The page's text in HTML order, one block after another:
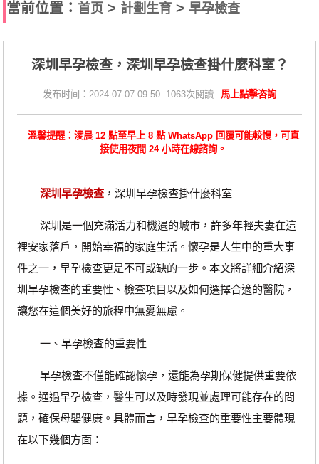
當前位置： 首页 > 計劃生育 >早孕檢查
​深圳早孕檢查，深圳早孕檢查掛什麼科室？
发布时间：2024-07-07 09:50 1063次閱讀 馬上點擊咨詢
溫馨提醒：淩晨 12 點至早上 8 點 WhatsApp 回覆可能較慢，可直
接使用夜間 24 小時在線諮詢。
深圳早孕檢查，深圳早孕檢查掛什麼科室
深圳是一個充滿活力和機遇的城市，許多年輕夫妻在這
裡安家落戶，開始幸福的家庭生活。懷孕是人生中的重大事
件之一，早孕檢查更是不可或缺的一步。本文將詳細介紹深
圳早孕檢查的重要性、檢查項目以及如何選擇合適的醫院，
讓您在這個美好的旅程中無憂無慮。
一、早孕檢查的重要性
早孕檢查不僅能確認懷孕，還能為孕期保健提供重要依
據。通過早孕檢查，醫生可以及時發現並處理可能存在的問
題，確保母嬰健康。具體而言，早孕檢查的重要性主要體現
在以下幾個方面：